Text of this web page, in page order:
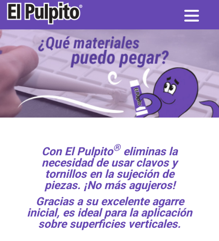
Con El Pulpito®eliminas la
necesidad de usar clavos y
tornillos en la sujeción de
piezas. ¡No más agujeros!
Gracias a su excelente agarre
inicial, es ideal para la aplicación
sobre superficies verticales.